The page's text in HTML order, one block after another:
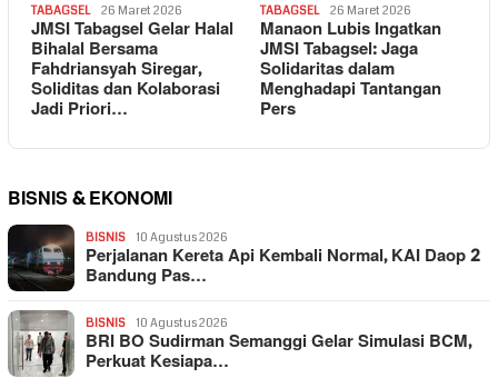
TABAGSEL 26 Maret 2026
JMSI Tabagsel Gelar Halal
Bihalal Bersama
Fahdriansyah Siregar,
Soliditas dan Kolaborasi
Jadi Priori…
TABAGSEL 26 Maret 2026
Manaon Lubis Ingatkan
JMSI Tabagsel: Jaga
Solidaritas dalam
Menghadapi Tantangan
Pers
BISNIS & EKONOMI
BISNIS 10 Agustus 2026
Perjalanan Kereta Api Kembali Normal, KAI Daop 2
Bandung Pas…
BISNIS 10 Agustus 2026
BRI BO Sudirman Semanggi Gelar Simulasi BCM,
Perkuat Kesiapa…